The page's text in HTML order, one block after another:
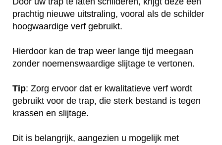
prachtig nieuwe uitstraling, vooral als de schilder
hoogwaardige verf gebruikt.
Hierdoor kan de trap weer lange tijd meegaan
zonder noemenswaardige slijtage te vertonen.
Tip: Zorg ervoor dat er kwalitatieve verf wordt
gebruikt voor de trap, die sterk bestand is tegen
krassen en slijtage.
Dit is belangrijk, aangezien u mogelijk met